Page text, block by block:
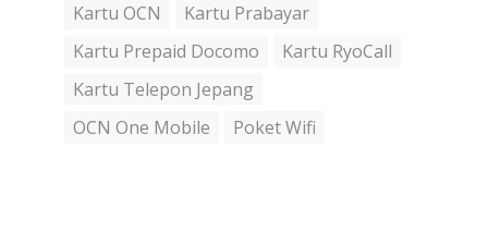
Kartu OCN
Kartu Prabayar
Kartu Prepaid Docomo
Kartu RyoCall
Kartu Telepon Jepang
OCN One Mobile
Poket Wifi